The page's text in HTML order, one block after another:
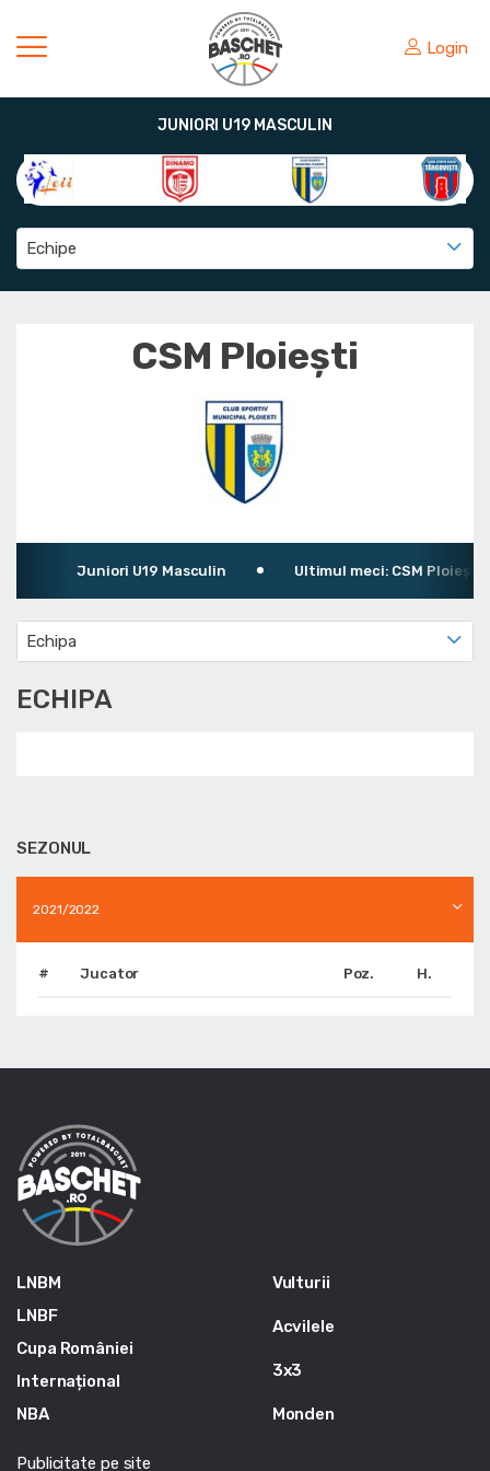
Login
JUNIORI U19 MASCULIN
Echipe
CSM Ploiești
Juniori U19 Masculin Ultimul meci: CSM Ploiești
Echipa
ECHIPA
SEZONUL
2021/2022
# Jucator Poz. H.
LNBM
LNBF
Cupa României
Internațional
NBA
Vulturii
Acvilele
3x3
Monden
Publicitate pe site